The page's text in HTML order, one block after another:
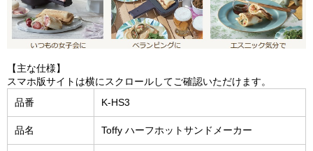
【主な仕様】
スマホ版サイトは横にスクロールしてご確認いただけます。
品番
K-HS3
品名 Toffy ハーフホットサンドメーカー